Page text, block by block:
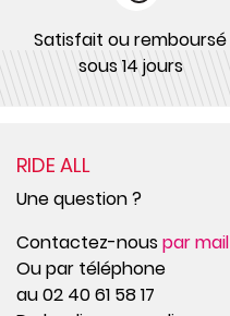
Satisfait ou remboursé
sous 14 jours
RIDE ALL
Une question ?
Contactez-nouspar mail
Ou par téléphone
au 02 40 61 58 17